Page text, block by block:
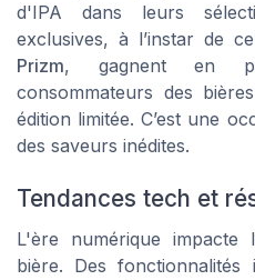
d'IPA dans leurs
exclusives, à l’instar de
Prizm, gagnent en
consommateurs des
édition limitée. C’est une
des saveurs inédites.
Tendances tech et
L'ère numérique
bière. Des fonctionnalités